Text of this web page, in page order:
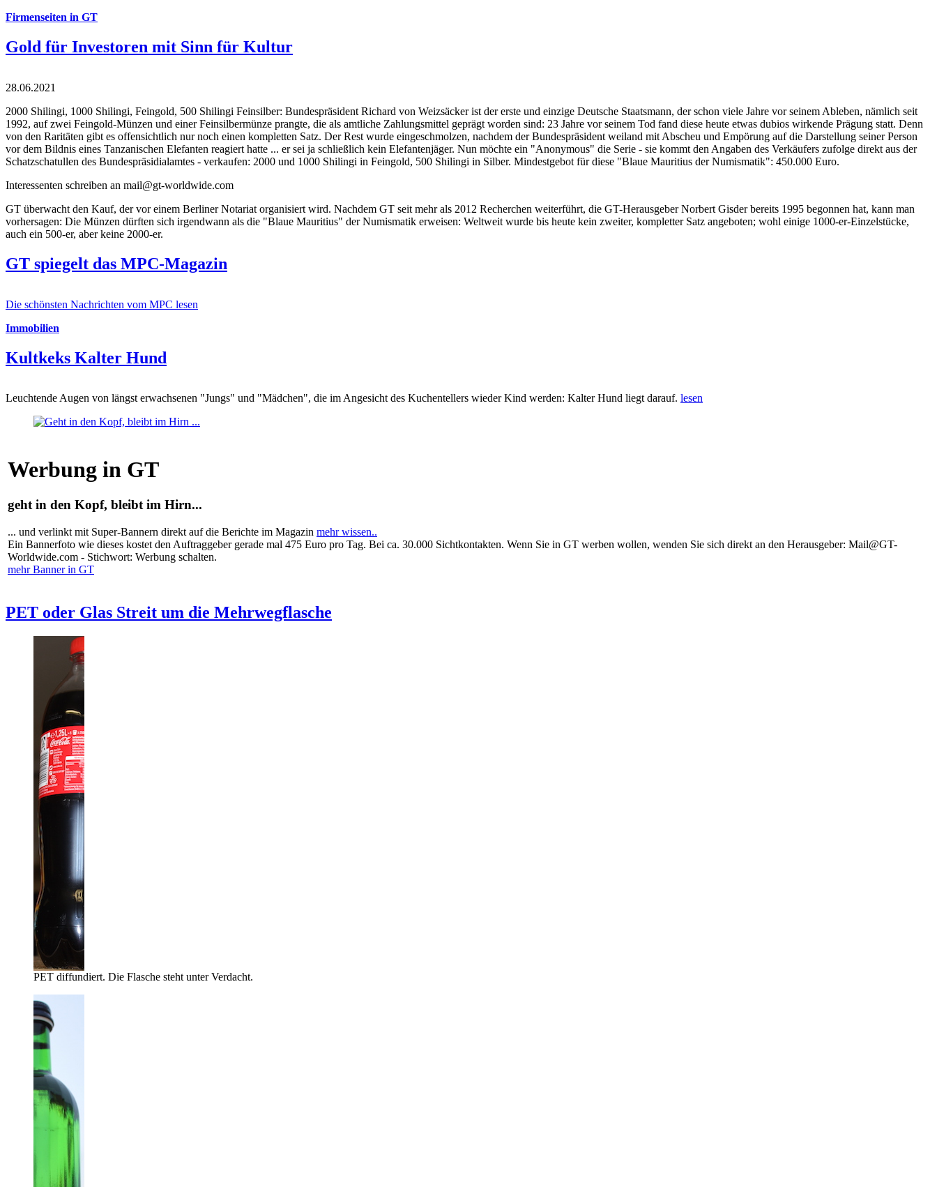
Firmenseiten in GT
Gold für Investoren mit Sinn für Kultur
28.06.2021
2000 Shilingi, 1000 Shilingi, Feingold, 500 Shilingi Feinsilber: Bundespräsident Richard von Weizsäcker ist der erste und einzige Deutsche Staatsmann, der schon viele Jahre vor seinem Ableben, nämlich seit
1992, auf zwei Feingold-Münzen und einer Feinsilbermünze prangte, die als amtliche Zahlungsmittel geprägt worden sind: 23 Jahre vor seinem Tod fand diese heute etwas dubios wirkende Prägung statt. Denn
von den Raritäten gibt es offensichtlich nur noch einen kompletten Satz. Der Rest wurde eingeschmolzen, nachdem der Bundespräsident weiland mit Abscheu und Empörung auf die Darstellung seiner Person
vor dem Bildnis eines Tanzanischen Elefanten reagiert hatte ... er sei ja schließlich kein Elefantenjäger. Nun möchte ein "Anonymous" die Serie - sie kommt den Angaben des Verkäufers zufolge direkt aus der
Schatzschatullen des Bundespräsidialamtes - verkaufen: 2000 und 1000 Shilingi in Feingold, 500 Shilingi in Silber. Mindestgebot für diese "Blaue Mauritius der Numismatik": 450.000 Euro.
Interessenten schreiben an mail@gt-worldwide.com
GT überwacht den Kauf, der vor einem Berliner Notariat organisiert wird. Nachdem GT seit mehr als 2012 Recherchen weiterführt, die GT-Herausgeber Norbert Gisder bereits 1995 begonnen hat, kann man
vorhersagen: Die Münzen dürften sich irgendwann als die "Blaue Mauritius" der Numismatik erweisen: Weltweit wurde bis heute kein zweiter, kompletter Satz angeboten; wohl einige 1000-er-Einzelstücke,
auch ein 500-er, aber keine 2000-er.
GT spiegelt das MPC-Magazin
Die schönsten Nachrichten vom MPC lesen
Immobilien
Kultkeks Kalter Hund
Leuchtende Augen von längst erwachsenen "Jungs" und "Mädchen", die im Angesicht des Kuchentellers wieder Kind werden: Kalter Hund liegt darauf. lesen
Werbung in GT
geht in den Kopf, bleibt im Hirn...
... und verlinkt mit Super-Bannern direkt auf die Berichte im Magazin mehr wissen..
Ein Bannerfoto wie dieses kostet den Auftraggeber gerade mal 475 Euro pro Tag. Bei ca. 30.000 Sichtkontakten. Wenn Sie in GT werben wollen, wenden Sie sich direkt an den Herausgeber: Mail@GT-
Worldwide.com - Stichwort: Werbung schalten.
mehr Banner in GT
PET oder Glas Streit um die Mehrwegflasche
PET diffundiert. Die Flasche steht unter Verdacht.